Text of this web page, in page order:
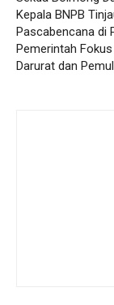
Kepala BNPB
Pascabencana di
Pemerintah Fokus
Darurat dan